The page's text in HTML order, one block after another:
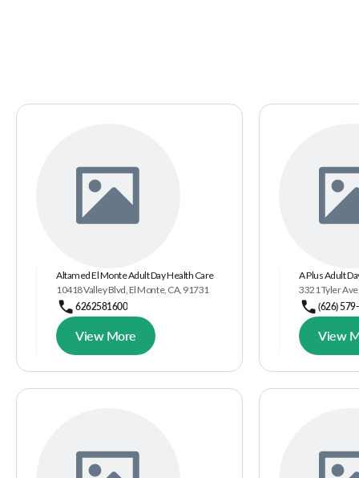
Altamed El Monte Adult Day Health Care
10418 Valley Blvd, El Monte, CA, 91731
6262581600
View More
A Plus Adult
3321 Tyler
(626)
View